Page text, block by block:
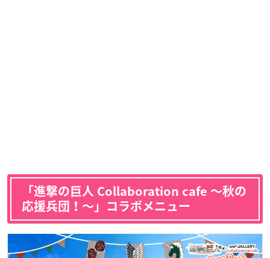
「進撃の巨人 Collaboration cafe 〜秋の
応援兵団！〜」コラボメニュー